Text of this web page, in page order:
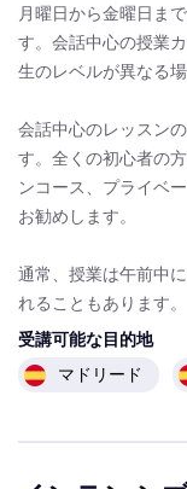
月曜日から金曜日ま
す。会話中心の授業
生のレベルが異なる
会話中心のレッスン
す。全くの初心者の
ンコース、プライベ
お勧めします。
通常、授業は午前中
れることもあります。
受講可能な目的地
マドリード